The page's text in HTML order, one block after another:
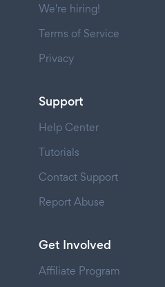
We're hiring!
Terms of Service
Privacy
Support
Help Center
Tutorials
Contact Support
Report Abuse
Get Involved
Affiliate Program